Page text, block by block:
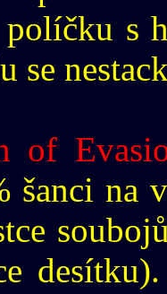
s
se
of
šanci na